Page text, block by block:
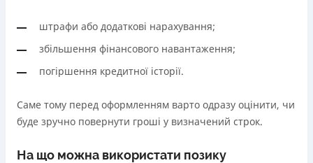
штрафи або додаткові нарахування;
збільшення фінансового навантаження;
погіршення кредитної історії.
Саме тому перед оформленням варто одразу оцінити, чи
буде зручно повернути гроші у визначений строк.
На що можна використати позику